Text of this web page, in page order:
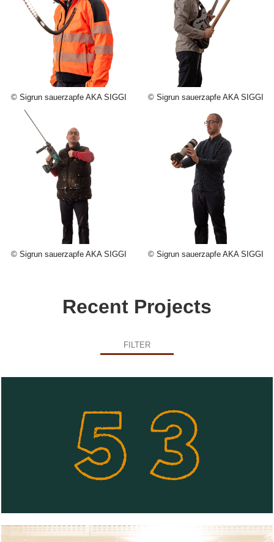
© Sigrun sauerzapfe AKA SIGGI © Sigrun sauerzapfe AKA SIGGI
© Sigrun sauerzapfe AKA SIGGI © Sigrun sauerzapfe AKA SIGGI
Recent Projects
FILTER